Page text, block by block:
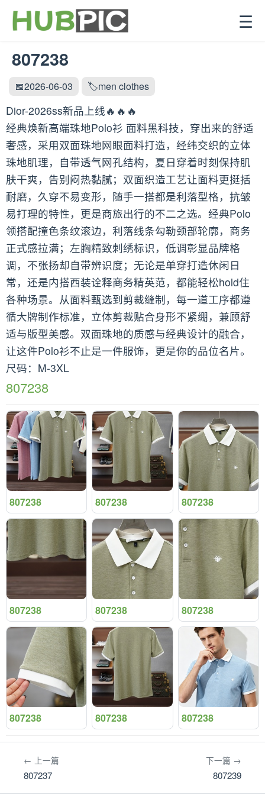
☰
807238
📅2026-06-03 🏷️men clothes
Dior-2026ss新品上线🔥🔥🔥
经典焕新高端珠地Polo衫 面料黑科技，穿出来的舒适
奢感，采用双面珠地网眼面料打造，经纬交织的立体
珠地肌理，自带透气网孔结构，夏日穿着时刻保持肌
肤干爽，告别闷热黏腻；双面织造工艺让面料更挺括
耐磨，久穿不易变形，随手一搭都是利落型格，抗皱
易打理的特性，更是商旅出行的不二之选。经典Polo
领搭配撞色条纹滚边，利落线条勾勒颈部轮廓，商务
正式感拉满；左胸精致刺绣标识，低调彰显品牌格
调，不张扬却自带辨识度；无论是单穿打造休闲日
常，还是内搭西装诠释商务精英范，都能轻松hold住
各种场景。从面料甄选到剪裁缝制，每一道工序都遵
循大牌制作标准，立体剪裁贴合身形不紧绷，兼顾舒
适与版型美感。双面珠地的质感与经典设计的融合，
让这件Polo衫不止是一件服饰，更是你的品位名片。
尺码：M-3XL
807238
807238 807238 807238
807238 807238 807238
807238 807238 807238
← 上一篇
807237
下一篇 →
807239